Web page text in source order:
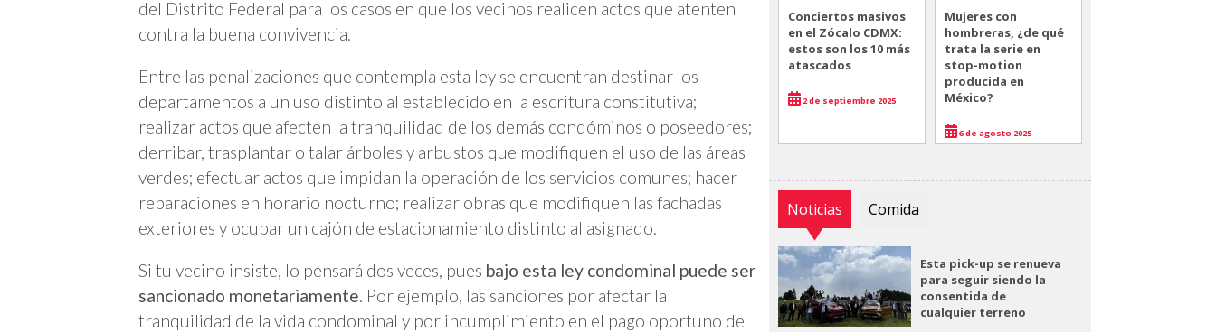
del Distrito Federal para los casos en que los vecinos realicen actos que atenten
contra la buena convivencia.
Entre las penalizaciones que contempla esta ley se encuentran destinar los
departamentos a un uso distinto al establecido en la escritura constitutiva;
realizar actos que afecten la tranquilidad de los demás condóminos o poseedores;
derribar, trasplantar o talar árboles y arbustos que modifiquen el uso de las áreas
verdes; efectuar actos que impidan la operación de los servicios comunes; hacer
reparaciones en horario nocturno; realizar obras que modifiquen las fachadas
exteriores y ocupar un cajón de estacionamiento distinto al asignado.
Si tu vecino insiste, lo pensará dos veces, pues bajo esta ley condominal puede ser
sancionado monetariamente. Por ejemplo, las sanciones por afectar la
tranquilidad de la vida condominal y por incumplimiento en el pago oportuno de
Conciertos masivos
en el Zócalo CDMX:
estos son los 10 más
atascados
2 de septiembre 2025
Mujeres con
hombreras, ¿de qué
trata la serie en
stop-motion
producida en
México?
6 de agosto 2025
Noticias Comida
Esta pick-up se renueva
para seguir siendo la
consentida de
cualquier terreno